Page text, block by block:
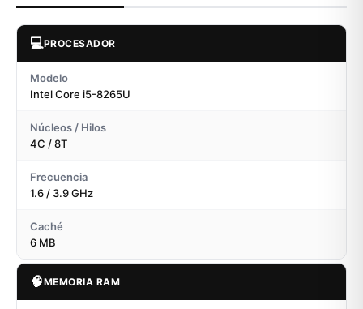
💻PROCESADOR
Modelo
Intel Core i5-8265U
Núcleos / Hilos
4C / 8T
Frecuencia
1.6 / 3.9 GHz
Caché
6 MB
🧠MEMORIA RAM